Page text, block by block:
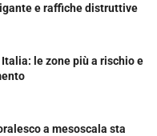
e raffiche distruttive
le zone più a rischio e
a mesoscala sta